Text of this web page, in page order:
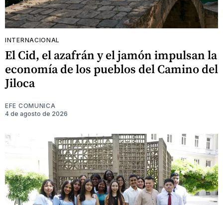
INTERNACIONAL
El Cid, el azafrán y el jamón impulsan la
economía de los pueblos del Camino del
Jiloca
EFE COMUNICA
4 de agosto de 2026